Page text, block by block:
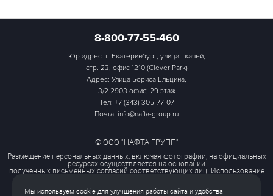
8-800-77-55-460
Юр.адрес: г. Екатеринбург, улица Ткачей,
стр. 23, офис 1210 (Clever Park)
Адрес: Улица Бориса Ельцина,
3/2 2903 офис; 29 этаж
Тел: +7 (343) 305-77-07
Почта: info@nafta-group.ru
© ООО "НАФТА ГРУПП"
Размещение персональных данных, включая фотографии, на официальных
ресурсах осуществляется на основании
полученных письменных согласий соответствующих лиц. Использование
этих материалов третьими лицами
Мы используем cookie для улучшения работы сайта и удобства